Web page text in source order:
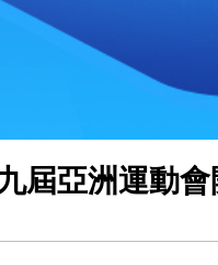
屆亞洲運動